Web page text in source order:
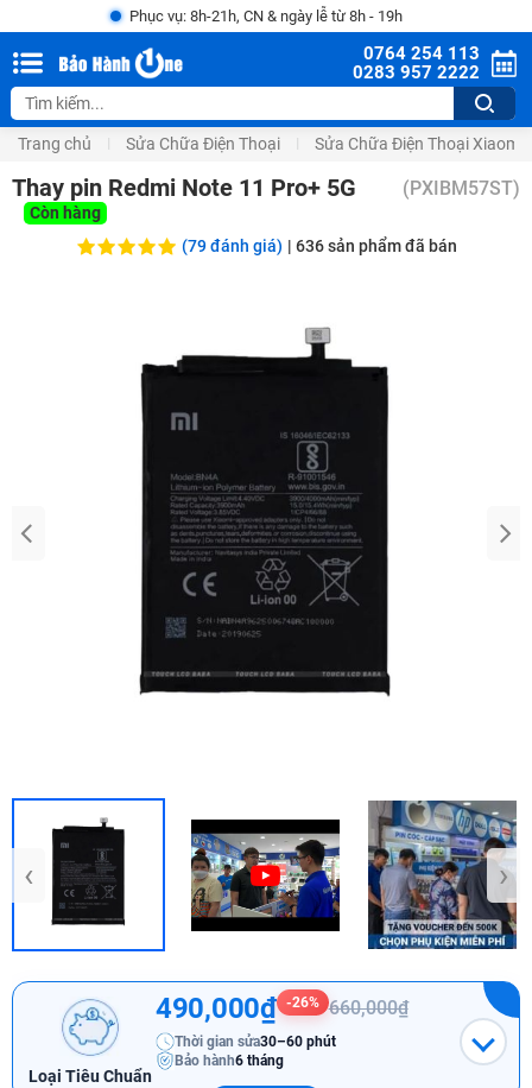
Phục vụ: 8h-21h, CN & ngày lễ từ 8h - 19h
0764 254 113
0283 957 2222
Trang chủ Sửa Chữa Điện Thoại Sửa Chữa Điện Thoại Xiaomi
Thay pin Redmi Note 11 Pro+ 5G (PXIBM57ST)
Còn hàng
(79 đánh giá) | 636sản phẩm đã bán
‹ ›
Loại Tiêu Chuẩn
490,000₫ -26% 660,000₫
Thời gian sửa30–60 phút
Bảo hành6 tháng